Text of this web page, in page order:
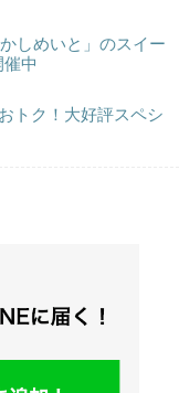
しめいと」のスイー
中
トク！大好評スペシ